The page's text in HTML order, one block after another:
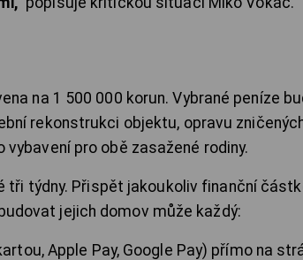
na 1 500 000 korun. Vybrané peníze
rekonstrukci objektu, opravu
pro obě zasažené rodiny.
tři týdny. Přispět jakoukoliv finanční
jejich domov může každý:
Apple Pay, Google Pay) přímo na